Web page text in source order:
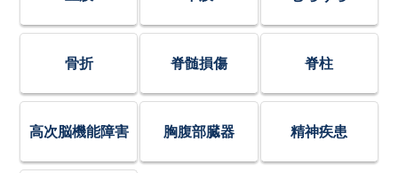
骨折 脊髄損傷 脊柱
高次脳機能障害 胸腹部臓器 精神疾患